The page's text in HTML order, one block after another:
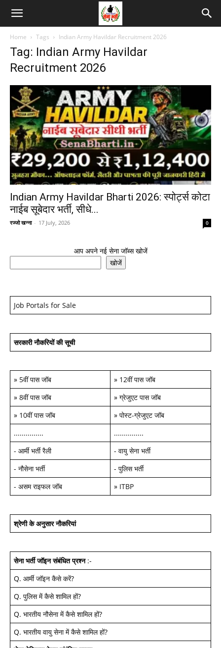
Home Tags Indian Army Havildar Recruitment 2026
Tag: Indian Army Havildar
Recruitment 2026
Indian Army Havildar Bharti 2026: स्पोर्ट्स कोटा
नाईब सूबेदार भर्ती, सीधे...
रज्जो खन्ना - 17 July, 2026 0
आप अपने नई सेना जॉब्स खोजें
खोजें
Job Portals for Sale
सरकारी नौकरियों की सूची
» 5वीं पास जॉब » 12वीं पास जॉब
» 8वीं पास जॉब » ग्रेजुएट पास जॉब
» 10वीं पास जॉब » पोस्ट-ग्रेजुएट जॉब
...............
...............
- आर्मी भर्ती रैली - वायु सेना भर्ती
- नौसेना भर्ती - पुलिस भर्ती
- असम राइफल जॉब » ITBP
श्रेणी के अनुसार नौकरियां
सेना भर्ती जॉइन संबंधित प्रश्न:-
Q. आर्मी जॉइन कैसे करें?
Q. पुलिस में कैसे शामिल हों?
Q. भारतीय नौसेना में कैसे शामिल हों?
Q. भारतीय वायु सेना में कैसे शामिल हों?